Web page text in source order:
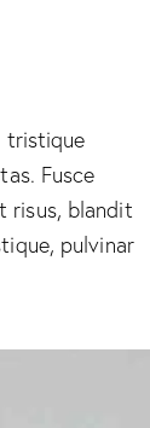
tristique
Fusce
risus, blandit
pulvinar